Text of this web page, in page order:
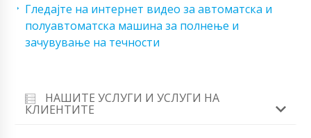
Гледајте на интернет видео за автоматска и
полуавтоматска машина за полнење и
зачувување на течности
НАШИТЕ УСЛУГИ И УСЛУГИ НА
КЛИЕНТИТЕ